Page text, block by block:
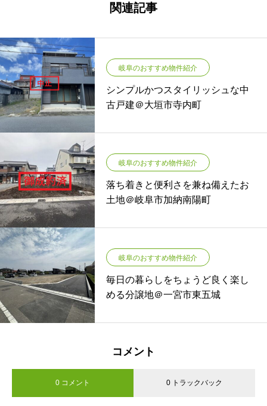
関連記事
岐阜のおすすめ物件紹介
シンプルかつスタイリッシュな中
古戸建＠大垣市寺内町
岐阜のおすすめ物件紹介
落ち着きと便利さを兼ね備えたお
土地＠岐阜市加納南陽町
岐阜のおすすめ物件紹介
毎日の暮らしをちょうど良く楽し
める分譲地＠一宮市東五城
コメント
0 コメント 0 トラックバック